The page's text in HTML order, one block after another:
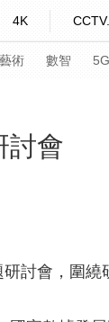
4K
藝術 數智 5G
討會
討會，圍繞